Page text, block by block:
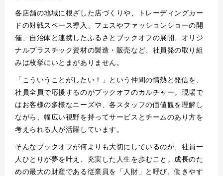
各店舗の地域に根ざした店づくりや、トレーディングカー
ドの対戦スペース導入、フェスやファッションショーの開
催、自治体と連携したふるさとブックオフの展開、オリジ
ナルプラスチック資材の製造・販売など、社員発の取り組
みは枚挙にいとまがありません。
「こういうことがしたい！」という仲間の情熱と発信を、
社員全員で応援するのがブックオフのカルチャー。現場で
はお客様の多様なニーズや、各スタッフの価値観を理解し
ながら、幅広い視野を持ってサービスとチームのあり方を
考えられる人が活躍しています。
そんなブックオフが何よりも大切にしているのが、社員一
人ひとりが夢を叶え、充実した人生を歩むこと。成長のた
めの最大の財産である従業員を「人財」と呼び、働きやす